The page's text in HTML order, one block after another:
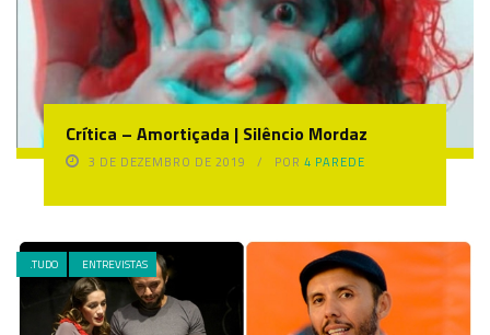
Crítica – Amortiçada | Silêncio Mordaz
3 DE DEZEMBRO DE 2019 POR4 PAREDE
.TUDO ENTREVISTAS